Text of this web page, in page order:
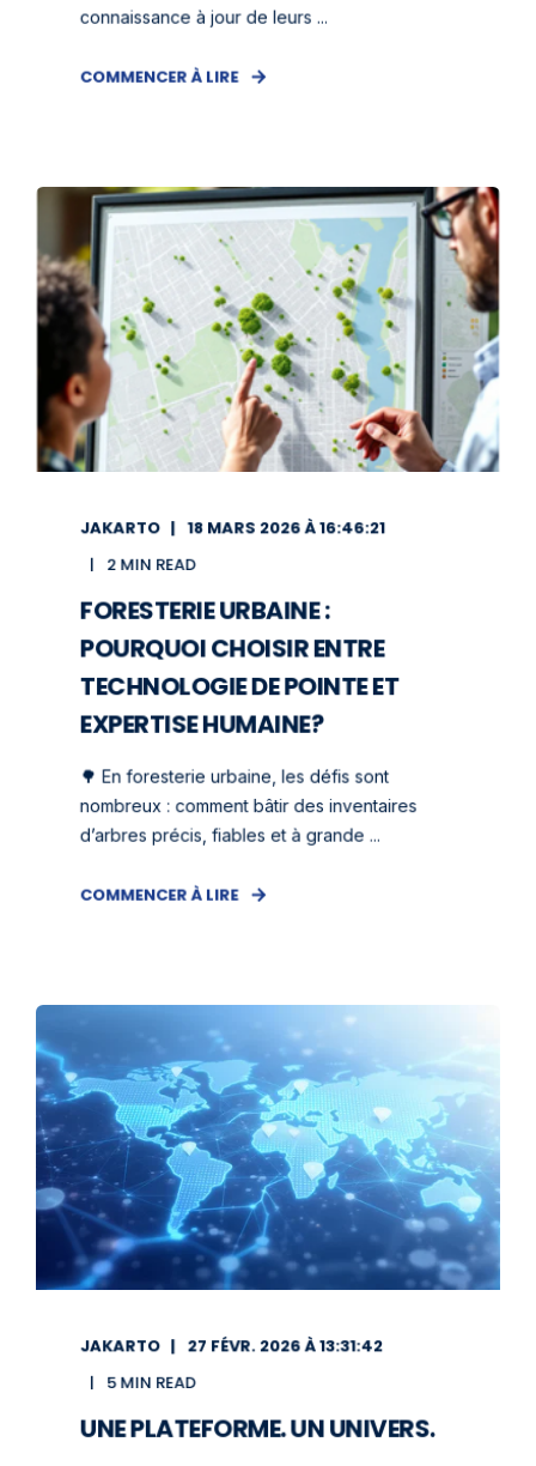
connaissance à jour de leurs ...
COMMENCER À LIRE
JAKARTO
18 MARS 2026 À 16:46:21
2 MIN READ
FORESTERIE URBAINE :
POURQUOI CHOISIR ENTRE
TECHNOLOGIE DE POINTE ET
EXPERTISE HUMAINE?
🌳 En foresterie urbaine, les défis sont
nombreux : comment bâtir des inventaires
d’arbres précis, fiables et à grande ...
COMMENCER À LIRE
JAKARTO
27 FÉVR. 2026 À 13:31:42
5 MIN READ
UNE PLATEFORME. UN UNIVERS.